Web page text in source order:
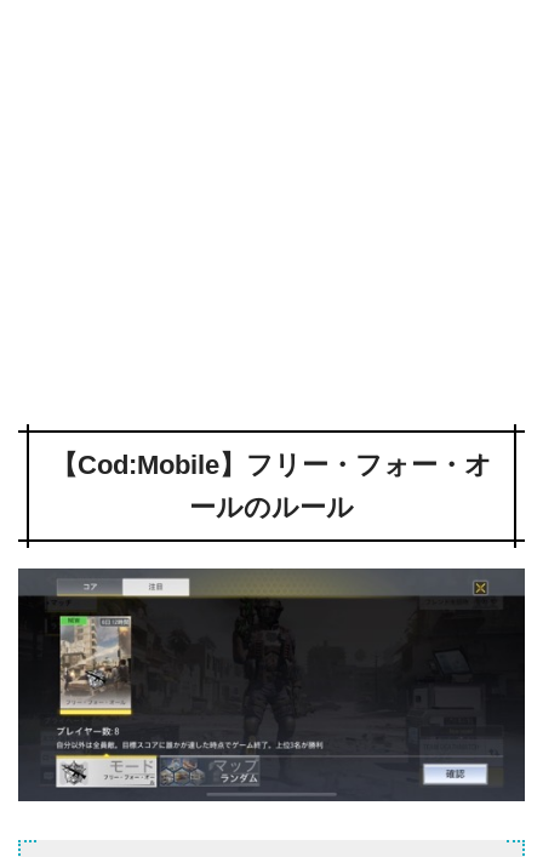
【Cod:Mobile】フリー・フォー・オ
ールのルール